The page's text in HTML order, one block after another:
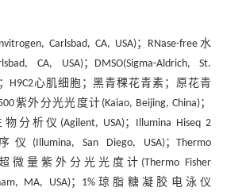
Carlsbad, CA, USA)；RNase-free水
CA, USA)；DMSO(Sigma-Aldrich, St.
；H9C2心肌细胞；黑青稞花青素；原花青
紫外分光光度计(Kaiao, Beijing, China)；
分析仪(Agilent, USA)；Illumina Hiseq 2
(Illumina, San Diego, USA)；Thermo
超微量紫外分光光度计(Thermo Fisher
MA, USA)；1%琼脂糖凝胶电泳仪